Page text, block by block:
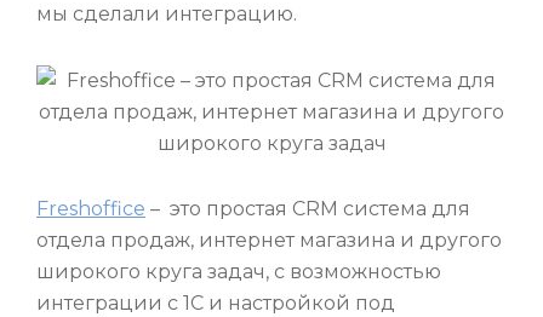
мы сделали интеграцию.
Freshoffice – это простая CRM система для
отдела продаж, интернет магазина и другого
широкого круга задач, с возможностью
интеграции с 1С и настройкой под